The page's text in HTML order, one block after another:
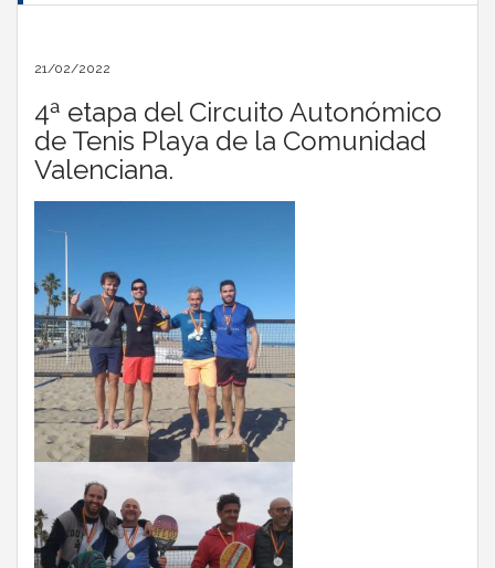
21/02/2022
4ª etapa del Circuito Autonómico
de Tenis Playa de la Comunidad
Valenciana.